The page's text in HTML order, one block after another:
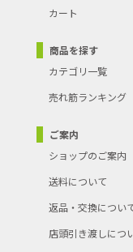
カート
商品を探す
カテゴリ一覧
売れ筋ランキング
ご案内
ショップのご案内
送料について
返品・交換につい
店頭引き渡しにつ